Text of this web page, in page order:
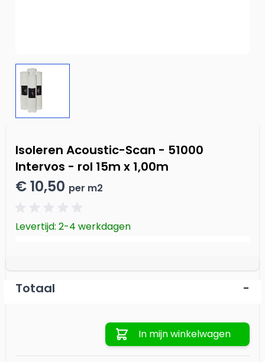
Isoleren Acoustic-Scan - 51000
Intervos - rol 15m x 1,00m
€ 10,50 per m2
Levertijd: 2-4 werkdagen
Totaal -
Aantal
In mijn winkelwagen